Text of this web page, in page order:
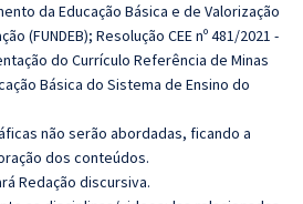
da Educação Básica e de Valorização
(FUNDEB); Resolução CEE nº 481/2021 -
do Currículo Referência de Minas
Básica do Sistema de Ensino do
não serão abordadas, ficando a
dos conteúdos.
Redação discursiva.